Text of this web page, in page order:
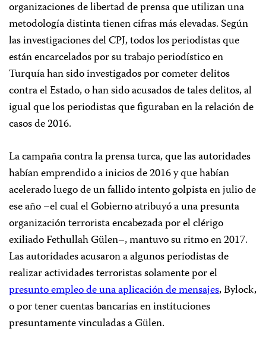
organizaciones de libertad de prensa que utilizan una
metodología distinta tienen cifras más elevadas. Según
las investigaciones del CPJ, todos los periodistas que
están encarcelados por su trabajo periodístico en
Turquía han sido investigados por cometer delitos
contra el Estado, o han sido acusados de tales delitos, al
igual que los periodistas que figuraban en la relación de
casos de 2016.
La campaña contra la prensa turca, que las autoridades
habían emprendido a inicios de 2016 y que habían
acelerado luego de un fallido intento golpista en julio de
ese año –el cual el Gobierno atribuyó a una presunta
organización terrorista encabezada por el clérigo
exiliado Fethullah Gülen–, mantuvo su ritmo en 2017.
Las autoridades acusaron a algunos periodistas de
realizar actividades terroristas solamente por el
presunto empleo de una aplicación de mensajes, Bylock,
o por tener cuentas bancarias en instituciones
presuntamente vinculadas a Gülen.